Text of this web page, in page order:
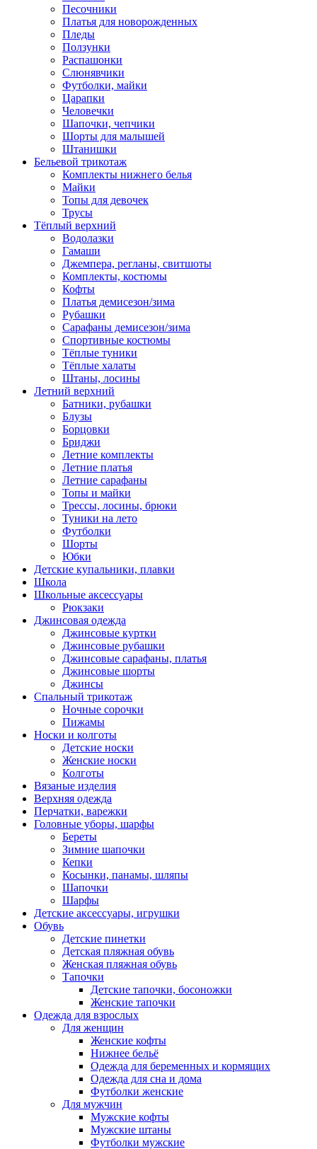
Песочники
Платья для новорожденных
Пледы
Ползунки
Распашонки
Слюнявчики
Футболки, майки
Царапки
Человечки
Шапочки, чепчики
Шорты для малышей
Штанишки
Бельевой трикотаж
Комплекты нижнего белья
Майки
Топы для девочек
Трусы
Тёплый верхний
Водолазки
Гамаши
Джемпера, регланы, свитшоты
Комплекты, костюмы
Кофты
Платья демисезон/зима
Рубашки
Сарафаны демисезон/зима
Спортивные костюмы
Тёплые туники
Тёплые халаты
Штаны, лосины
Летний верхний
Батники, рубашки
Блузы
Борцовки
Бриджи
Летние комплекты
Летние платья
Летние сарафаны
Топы и майки
Трессы, лосины, брюки
Туники на лето
Футболки
Шорты
Юбки
Детские купальники, плавки
Школа
Школьные аксессуары
Рюкзаки
Джинсовая одежда
Джинсовые куртки
Джинсовые рубашки
Джинсовые сарафаны, платья
Джинсовые шорты
Джинсы
Спальный трикотаж
Ночные сорочки
Пижамы
Носки и колготы
Детские носки
Женские носки
Колготы
Вязаные изделия
Верхняя одежда
Перчатки, варежки
Головные уборы, шарфы
Береты
Зимние шапочки
Кепки
Косынки, панамы, шляпы
Шапочки
Шарфы
Детские аксессуары, игрушки
Обувь
Детские пинетки
Детская пляжная обувь
Женская пляжная обувь
Тапочки
Детские тапочки, босоножки
Женские тапочки
Одежда для взрослых
Для женщин
Женские кофты
Нижнее бельё
Одежда для беременных и кормящих
Одежда для сна и дома
Футболки женские
Для мужчин
Мужские кофты
Мужские штаны
Футболки мужские